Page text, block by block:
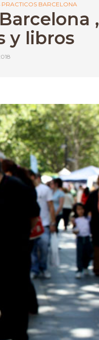
PRACTICOS BARCELONA
,
y libros